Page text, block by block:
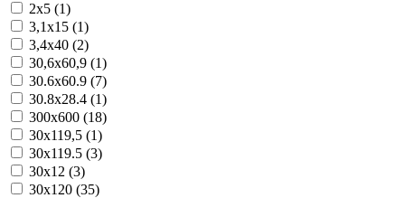
2x5 (1)
3,1x15 (1)
3,4x40 (2)
30,6x60,9 (1)
30.6x60.9 (7)
30.8x28.4 (1)
300x600 (18)
30x119,5 (1)
30x119.5 (3)
30x12 (3)
30x120 (35)